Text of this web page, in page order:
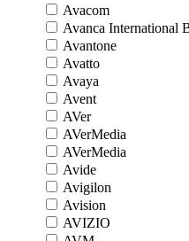
Avacom
Avanca International
Avantone
Avatto
Avaya
Avent
AVer
AVerMedia
AVerMedia
Avide
Avigilon
Avision
AVIZIO